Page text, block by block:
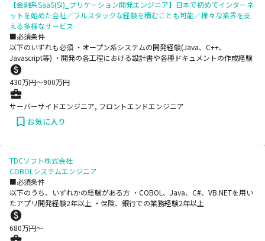
【金融系SaaS(SI)_プリケーション開発エンジニア】日本で初めてインターネ
ットを始めた会社／フルスタックな経験を積むことも可能／様々な業界を支
える多様なサービス
■必須条件
以下のいずれも必須 ・オープン系システムの開発経験(Java、C++、
Javascript等) ・開発の各工程における設計書や各種ドキュメントの作成経験
430万円〜900万円
サーバーサイドエンジニア, フロントエンドエンジニア
お気に入り
TDCソフト株式会社
COBOLシステムエンジニア
■必須条件
以下のうち、いずれかの経験がある方 ・COBOL、Java、C#、VB.NETを用い
たアプリ開発経験2年以上 ・保険、銀行での業務経験2年以上
680万円〜